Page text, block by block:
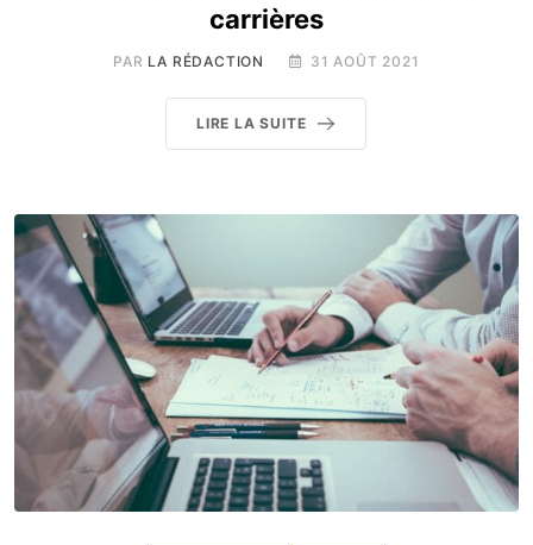
carrières
PAR LA RÉDACTION 31 AOÛT 2021
LIRE LA SUITE